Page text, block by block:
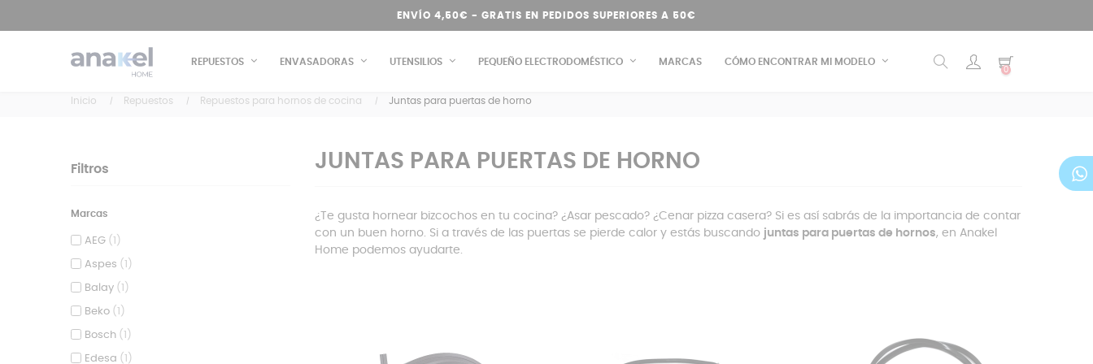
ENVÍO 4,50€ - GRATIS EN PEDIDOS SUPERIORES A 50€
REPUESTOS ENVASADORAS UTENSILIOS PEQUEÑO ELECTRODOMÉSTICO MARCAS CÓMO ENCONTRAR MI MODELO
0
Inicio Repuestos Repuestos para hornos de cocina Juntas para puertas de horno
Filtros
Marcas
AEG (1)
Aspes (1)
Balay (1)
Beko (1)
Bosch (1)
Edesa (1)
JUNTAS PARA PUERTAS DE HORNO
¿Te gusta hornear bizcochos en tu cocina? ¿Asar pescado? ¿Cenar pizza casera? Si es así sabrás de la importancia de contar
con un buen horno. Si a través de las puertas se pierde calor y estás buscando juntas para puertas de hornos, en Anakel
Home podemos ayudarte.